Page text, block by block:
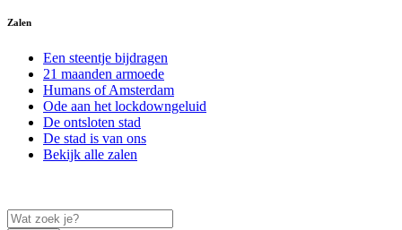
Zalen
Een steentje bijdragen
21 maanden armoede
Humans of Amsterdam
Ode aan het lockdowngeluid
De ontsloten stad
De stad is van ons
Bekijk alle zalen